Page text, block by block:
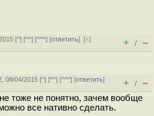
[^] [^^] [^^^] [ответить][↑]
+ / –
08/04/2015 [^] [^^] [^^^] [ответить]
+ / –
тоже не понятно, зачем вообще
все нативно сделать.